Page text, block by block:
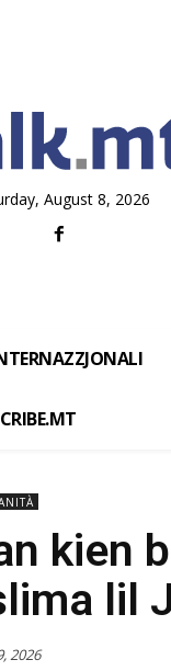
August 8, 2026
kien
lil
2026